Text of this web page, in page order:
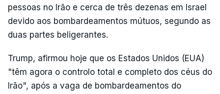
pessoas no Irão e cerca de três dezenas em Israel
devido aos bombardeamentos mútuos, segundo as
duas partes beligerantes.
Trump, afirmou hoje que os Estados Unidos (EUA)
"têm agora o controlo total e completo dos céus do
Irão", após a vaga de bombardeamentos do